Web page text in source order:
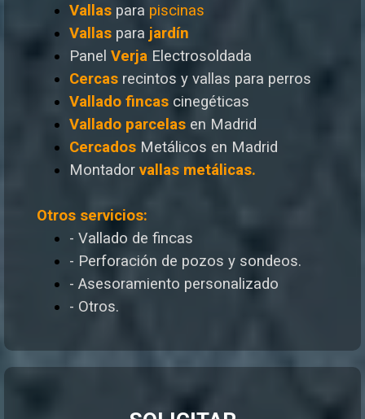
Vallas para piscinas
Vallas para jardín
Panel Verja Electrosoldada
Cercas recintos y vallas para perros
Vallado fincas cinegéticas
Vallado parcelas en Madrid
Cercados Metálicos en Madrid
Montador vallas metálicas.
Otros servicios:
- Vallado de fincas
- Perforación de pozos y sondeos.
- Asesoramiento personalizado
- Otros.